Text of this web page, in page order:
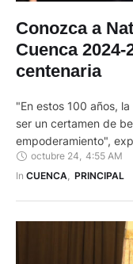
Conozca a
Cuenca
centenaria
"En estos 100 años,
ser un certamen de
empoderamiento",
Reina de Cuenca:
cabo la noche del 23
octubre 24 4:55 AM
In CUENCA, PRINCIPAL